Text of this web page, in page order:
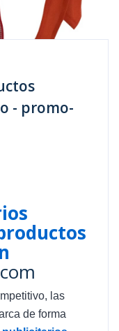
- promo-
las
de forma